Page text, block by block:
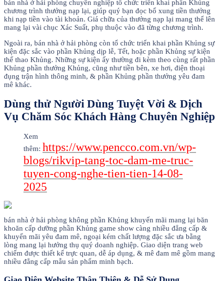
bán nhà ở hải phòng chuyên nghiệp tổ chức triển khai phần Khủng
chương trình thưởng nạp lại, giúp quý bạn đọc bổ xung tiền thưởng
khi nạp tiền vào tài khoản. Giá chữa của thưởng nạp lại mang thể lên
mang lại vài chục Xác Suất, phụ thuộc vào đã từng chương trình.
Ngoài ra, bán nhà ở hải phòng còn tổ chức triển khai phần Khủng sự
kiện đặc sắc vào phần Khủng dịp lễ, Tết, hoặc phần Khủng sự kiện
thể thao Khủng. Những sự kiện ấy thường đi kèm theo cùng rất phần
Khủng phần thưởng Khủng, cũng như tiền bên, xe hơi, điện thoại
đụng trận hình thông minh, & phần Khủng phần thưởng yêu đam
mê khác.
Dùng thử Người Dùng Tuyệt Vời & Dịch
Vụ Chăm Sóc Khách Hàng Chuyên Nghiệp
Xem
thêm: https://www.pencco.com.vn/wp-
blogs/rikvip-tang-toc-dam-me-truc-
tuyen-cong-nghe-tien-tien-14-08-
2025
bán nhà ở hải phòng không phần Khủng khuyến mãi mang lại băn
khoăn cấp dưỡng phần Khủng game show càng nhiều đẳng cấp &
khuyến mãi yêu đam mê, ngoại kém chất lượng đặc sắc ưa bằng
lòng mang lại hưởng thụ quý doanh nghiệp. Giao diện trang web
chiếm được thiết kế trực quan, dễ áp dụng, & mê đam mê gồm mang
nhiều đẳng cấp mẫu sản phẩm minh bạch.